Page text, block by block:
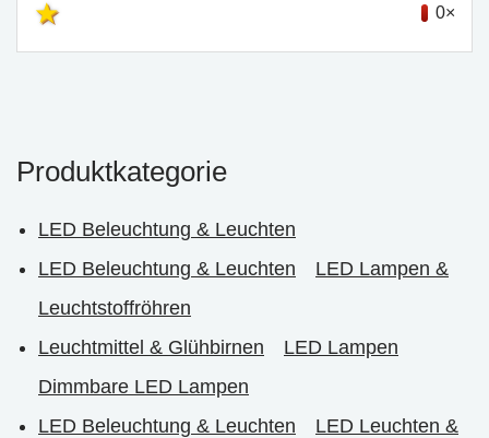
0×
Produktkategorie
LED Beleuchtung & Leuchten
LED Beleuchtung & Leuchten
LED Lampen &
Leuchtstoffröhren
Leuchtmittel & Glühbirnen
LED Lampen
Dimmbare LED Lampen
LED Beleuchtung & Leuchten
LED Leuchten &